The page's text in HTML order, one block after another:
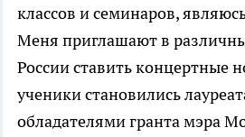
классов и семинаров,
Меня приглашают в
России ставить концертные
ученики становились
обладателями гранта мэра